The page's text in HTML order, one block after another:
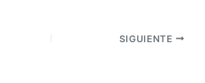
SIGUIENTE